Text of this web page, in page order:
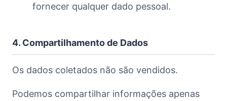
fornecer qualquer dado pessoal.
4. Compartilhamento de Dados
Os dados coletados não são vendidos.
Podemos compartilhar informações apenas